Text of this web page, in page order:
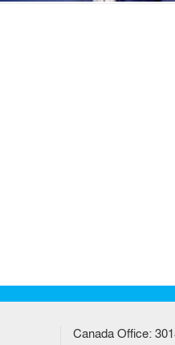
Canada Office: